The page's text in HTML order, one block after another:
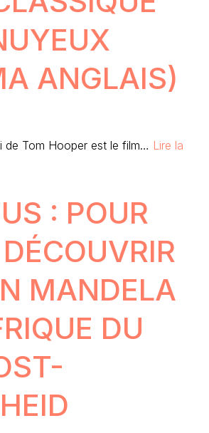
ANGLAIS)
de Tom Hooper est le film… Lire la
: POUR
MANDELA
DU